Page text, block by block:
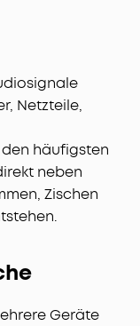
Netzteile,
häufigsten
neben
Zischen
Geräte